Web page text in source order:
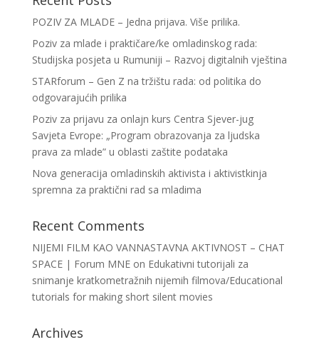
POZIV ZA MLADE – Jedna prijava. Više prilika.
Poziv za mlade i praktičare/ke omladinskog rada:
Studijska posjeta u Rumuniji – Razvoj digitalnih vještina
STARforum – Gen Z na tržištu rada: od politika do
odgovarajućih prilika
Poziv za prijavu za onlajn kurs Centra Sjever-jug
Savjeta Evrope: „Program obrazovanja za ljudska
prava za mlade” u oblasti zaštite podataka
Nova generacija omladinskih aktivista i aktivistkinja
spremna za praktični rad sa mladima
Recent Comments
NIJEMI FILM KAO VANNASTAVNA AKTIVNOST – CHAT
SPACE | Forum MNEon Edukativni tutorijali za
snimanje kratkometražnih nijemih filmova/Educational
tutorials for making short silent movies
Archives